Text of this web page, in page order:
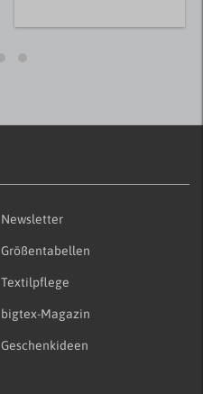
Newsletter
Größentabellen
Textilpflege
bigtex-Magazin
Geschenkideen